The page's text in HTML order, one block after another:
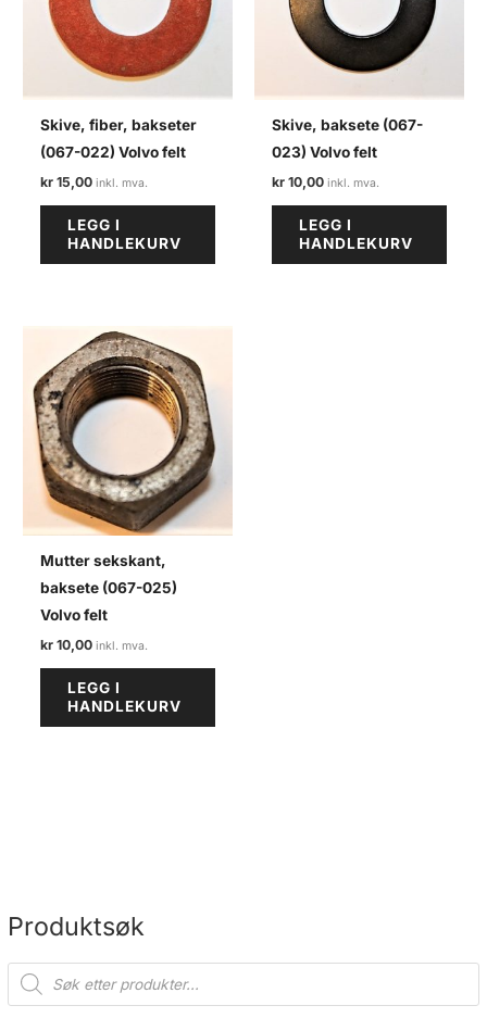
Produktsøk
P
d
Skive, fiber, bakseter
(067-022) Volvo felt
kr 15,00
LEGG I
HANDLEKURV
Skive, baksete (067-
023) Volvo felt
kr 10,00
LEGG I
HANDLEKURV
Mutter sekskant,
baksete (067-025)
Volvo felt
kr 10,00
LEGG I
HANDLEKURV